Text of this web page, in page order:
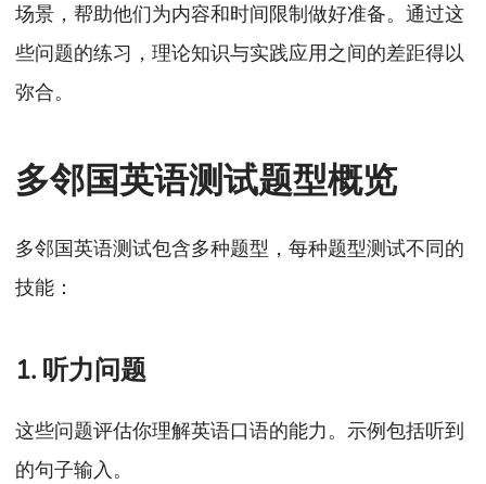
场景，帮助他们为内容和时间限制做好准备。通过这
些问题的练习，理论知识与实践应用之间的差距得以
弥合。
多邻国英语测试题型概览
多邻国英语测试包含多种题型，每种题型测试不同的
技能：
1. 听力问题
这些问题评估你理解英语口语的能力。示例包括听到
的句子输入。